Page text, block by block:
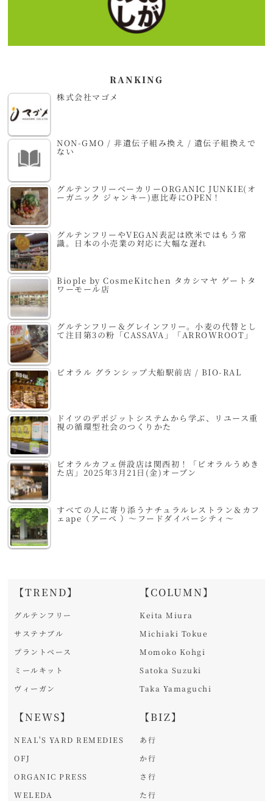
RANKING
株式会社マゴメ
NON-GMO / 非遺伝子組み換え / 遺伝子組換えで
ない
グルテンフリーベーカリーORGANIC JUNKIE(オ
ーガニック ジャンキー)恵比寿にOPEN！
グルテンフリーやVEGAN表記は欧米ではもう常
識。日本の小売業の対応に大幅な遅れ
Biople by CosmeKitchen タカシマヤ ゲートタ
ワーモール店
グルテンフリー＆グレインフリー。小麦の代替とし
て注目第3の粉「CASSAVA」「ARROWROOT」
ビオラル グランシップ大船駅前店 / BIO-RAL
ドイツのデポジットシステムから学ぶ、リユース重
視の循環型社会のつくりかた
ビオラルカフェ併設店は関西初！「ビオラルうめき
た店」2025年3月21日(金)オープン
すべての人に寄り添うナチュラルレストラン＆カフ
ェape（アーペ ）～フードダイバーシティ～
【TREND】
グルテンフリー
サステナブル
プラントベース
ミールキット
ヴィーガン
【NEWS】
NEAL'S YARD REMEDIES
OFJ
ORGANIC PRESS
WELEDA
【COLUMN】
Keita Miura
Michiaki Tokue
Momoko Kohgi
Satoka Suzuki
Taka Yamaguchi
【BIZ】
あ行
か行
さ行
た行